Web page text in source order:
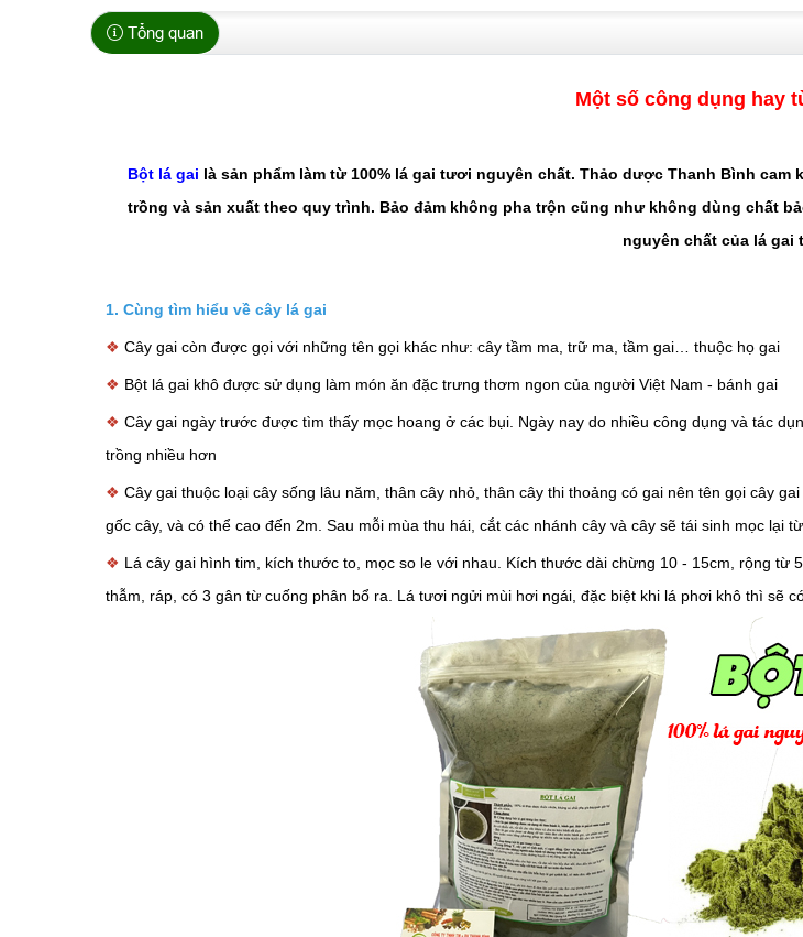
Tổng quan
Một số công dụng hay
Bột lá gai là sản phẩm làm từ 100% lá gai tươi nguyên chất. Thảo dược Thanh Bình
trồng và sản xuất theo quy trình. Bảo đảm không pha trộn cũng như không dùng chất
nguyên chất của lá gai
1. Cùng tìm hiểu về cây lá gai
❖ Cây gai còn được gọi với những tên gọi khác như: cây tầm ma, trữ ma, tầm gai… thuộc họ gai
❖ Bột lá gai khô được sử dụng làm món ăn đặc trưng thơm ngon của người Việt Nam - bánh gai
❖ Cây gai ngày trước được tìm thấy mọc hoang ở các bụi. Ngày nay do nhiều công dụng và tác
trồng nhiều hơn
❖ Cây gai thuộc loại cây sống lâu năm, thân cây nhỏ, thân cây thi thoảng có gai nên tên gọi cây
gốc cây, và có thể cao đến 2m. Sau mỗi mùa thu hái, cắt các nhánh cây và cây sẽ tái sinh mọc lại
❖ Lá cây gai hình tim, kích thước to, mọc so le với nhau. Kích thước dài chừng 10 - 15cm, rộng
thẫm, ráp, có 3 gân từ cuống phân bổ ra. Lá tươi ngửi mùi hơi ngái, đặc biệt khi lá phơi khô thì sẽ